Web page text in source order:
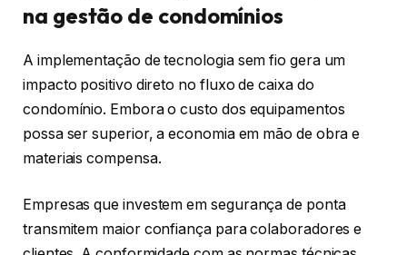
na gestão de condomínios
A implementação de tecnologia sem fio gera um
impacto positivo direto no fluxo de caixa do
condomínio. Embora o custo dos equipamentos
possa ser superior, a economia em mão de obra e
materiais compensa.
Empresas que investem em segurança de ponta
transmitem maior confiança para colaboradores e